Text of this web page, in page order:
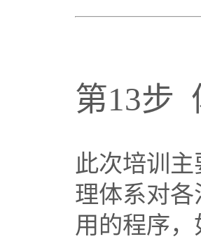
第13步
此次培训
理体系对
用的程序